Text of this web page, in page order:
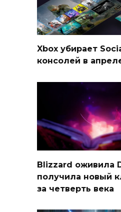
Xbox убирает
консолей в
Blizzard оживила
получила новый
за четверть века